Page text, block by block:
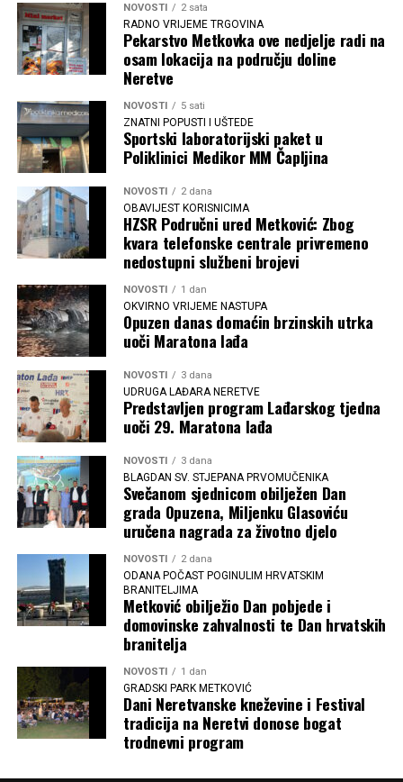
NOVOSTI 2 sata
RADNO VRIJEME TRGOVINA
Pekarstvo Metkovka ove nedjelje radi na
osam lokacija na području doline
Neretve
NOVOSTI 5 sati
ZNATNI POPUSTI I UŠTEDE
Sportski laboratorijski paket u
Poliklinici Medikor MM Čapljina
NOVOSTI 2 dana
OBAVIJEST KORISNICIMA
HZSR Područni ured Metković: Zbog
kvara telefonske centrale privremeno
nedostupni službeni brojevi
NOVOSTI 1 dan
OKVIRNO VRIJEME NASTUPA
Opuzen danas domaćin brzinskih utrka
uoči Maratona lađa
NOVOSTI 3 dana
UDRUGA LAĐARA NERETVE
Predstavljen program Lađarskog tjedna
uoči 29. Maratona lađa
NOVOSTI 3 dana
BLAGDAN SV. STJEPANA PRVOMUČENIKA
Svečanom sjednicom obilježen Dan
grada Opuzena, Miljenku Glasoviću
uručena nagrada za životno djelo
NOVOSTI 2 dana
ODANA POČAST POGINULIM HRVATSKIM
BRANITELJIMA
Metković obilježio Dan pobjede i
domovinske zahvalnosti te Dan hrvatskih
branitelja
NOVOSTI 1 dan
GRADSKI PARK METKOVIĆ
Dani Neretvanske kneževine i Festival
tradicija na Neretvi donose bogat
trodnevni program